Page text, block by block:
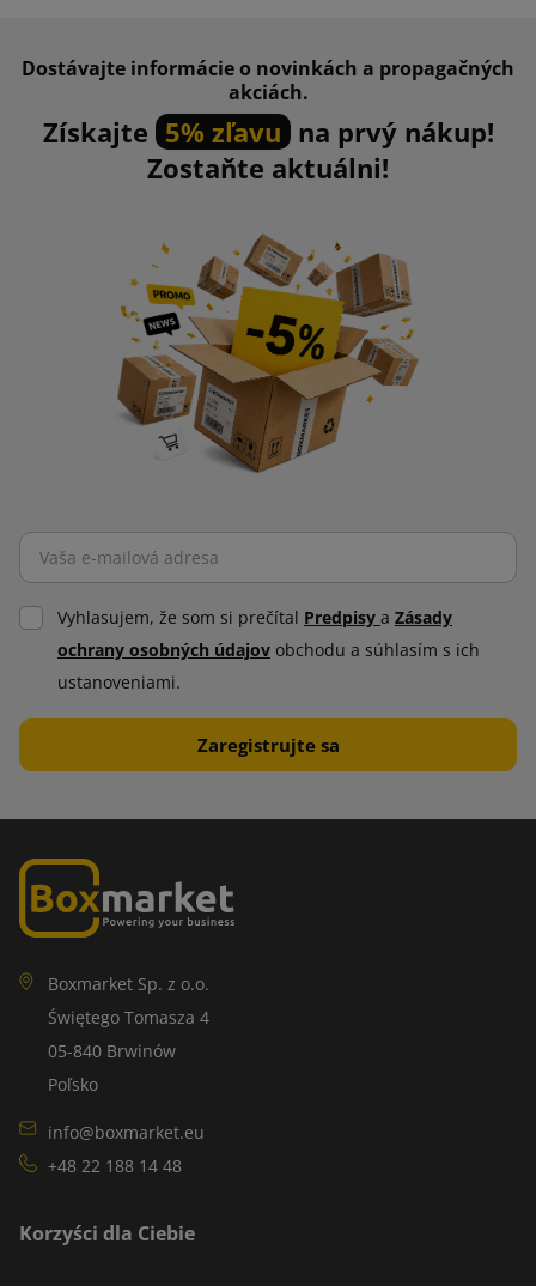
Dostávajte informácie o novinkách a propagačných
akciách.
Získajte 5% zľavu na prvý nákup!
Zostaňte aktuálni!
Vyhlasujem, že som si prečítal Predpisy a Zásady
ochrany osobných údajov obchodu a súhlasím s ich
ustanoveniami.
Boxmarket Sp. z o.o.
Świętego Tomasza 4
05-840 Brwinów
Poľsko
info@boxmarket.eu
+48 22 188 14 48
Korzyści dla Ciebie